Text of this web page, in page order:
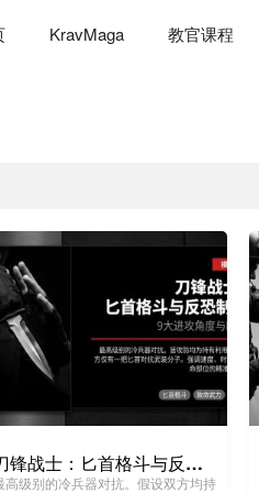
KravMaga 教官课程
刀锋战士：匕首格斗与反恐制杀
高级别的冷兵器对抗。假设双方均持